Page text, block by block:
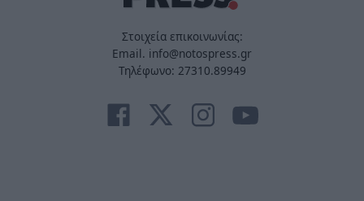
Στοιχεία επικοινωνίας:
Email. info@notospress.gr
Τηλέφωνο: 27310.89949